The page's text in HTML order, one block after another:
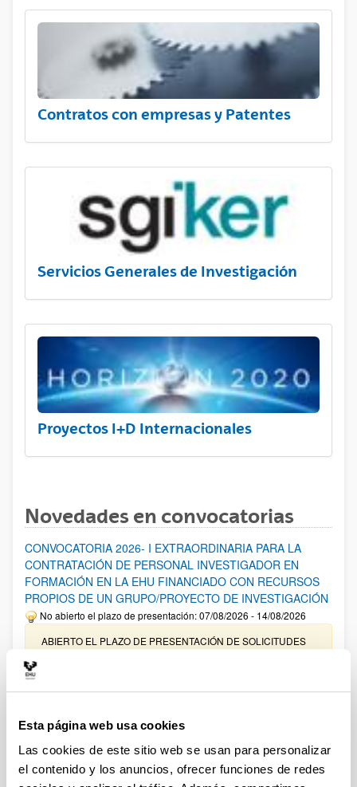
Esta página web usa cookies
Las cookies de este sitio web se usan para personalizar
el contenido y los anuncios, ofrecer funciones de redes
Contratos con empresas y Patentes
Servicios Generales de Investigación
Proyectos I+D Internacionales
Novedades en convocatorias
CONVOCATORIA 2026- I EXTRAORDINARIA PARA LA
CONTRATACIÓN DE PERSONAL INVESTIGADOR EN
FORMACIÓN EN LA EHU FINANCIADO CON RECURSOS
PROPIOS DE UN GRUPO/PROYECTO DE INVESTIGACIÓN
No abierto el plazo de presentación: 07/08/2026 - 14/08/2026
ABIERTO EL PLAZO DE PRESENTACIÓN DE SOLICITUDES
Ayudas para financiación de la adquisición y renovación de
UPV/EHU 2026
Trámite abierto
25/03/2026: Corrección de errores del listado provisional de
solicitudes admitidas y excluidas. 23/03/2026: Relación